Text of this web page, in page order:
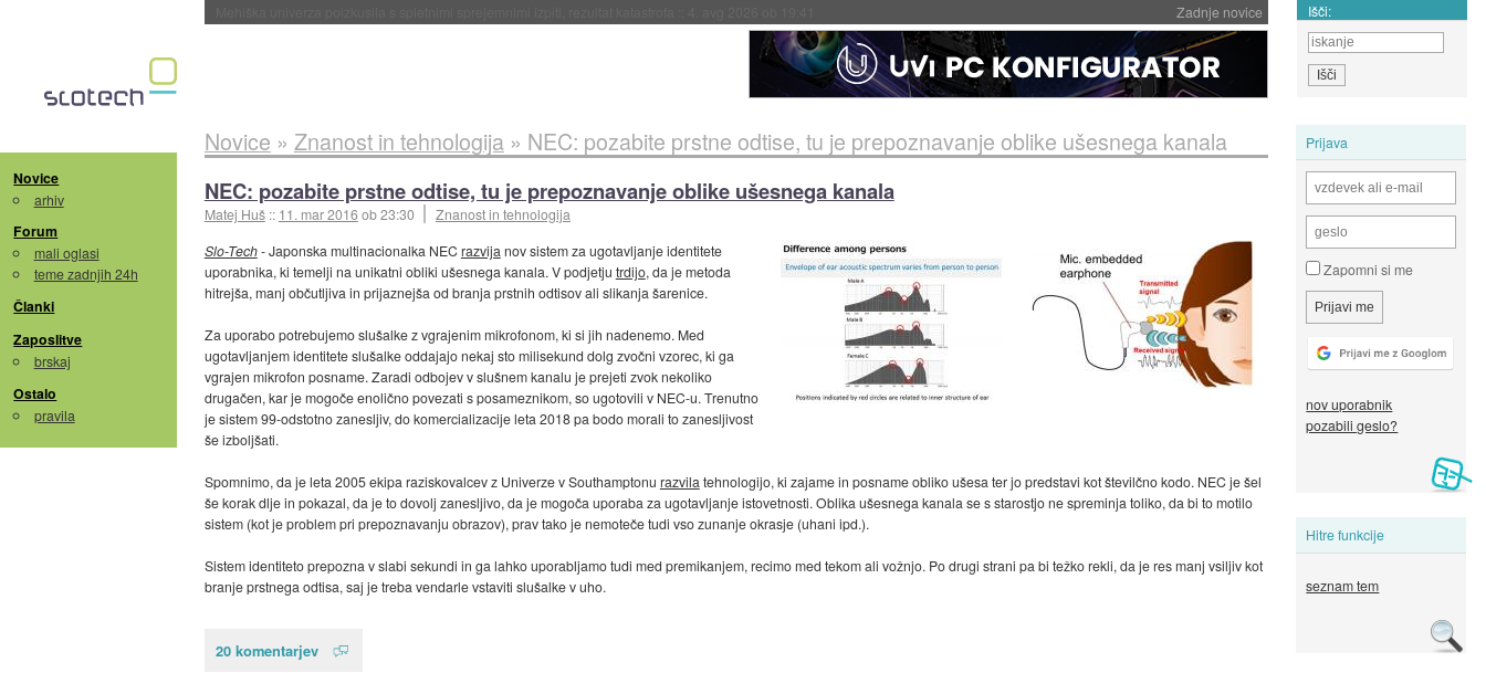
Zadnje novice Išči:
Novice
arhiv
Forum
mali oglasi
teme zadnjih 24h
Članki
Zaposlitve
brskaj
Ostalo
pravila
Prijava
Zapomni si me
nov uporabnik
pozabili geslo?
Hitre funkcije
seznam tem
Novice » Znanost in tehnologija» NEC: pozabite prstne odtise, tu je prepoznavanje oblike ušesnega kanala
NEC: pozabite prstne odtise, tu je prepoznavanje oblike ušesnega kanala
Matej Huš :: 11. mar 2016ob 23:30
Znanost in tehnologija
Slo-Tech- Japonska multinacionalka NEC razvija nov sistem za ugotavljanje identitete
uporabnika, ki temelji na unikatni obliki ušesnega kanala. V podjetju trdijo, da je metoda
hitrejša, manj občutljiva in prijaznejša od branja prstnih odtisov ali slikanja šarenice.
Za uporabo potrebujemo slušalke z vgrajenim mikrofonom, ki si jih nadenemo. Med
ugotavljanjem identitete slušalke oddajajo nekaj sto milisekund dolg zvočni vzorec, ki ga
vgrajen mikrofon posname. Zaradi odbojev v slušnem kanalu je prejeti zvok nekoliko
drugačen, kar je mogoče enolično povezati s posameznikom, so ugotovili v NEC-u. Trenutno
je sistem 99-odstotno zanesljiv, do komercializacije leta 2018 pa bodo morali to zanesljivost
še izboljšati.
Spomnimo, da je leta 2005 ekipa raziskovalcev z Univerze v Southamptonu razvila tehnologijo, ki zajame in posname obliko ušesa ter jo predstavi kot številčno kodo. NEC je šel
še korak dlje in pokazal, da je to dovolj zanesljivo, da je mogoča uporaba za ugotavljanje istovetnosti. Oblika ušesnega kanala se s starostjo ne spreminja toliko, da bi to motilo
sistem (kot je problem pri prepoznavanju obrazov), prav tako je nemoteče tudi vso zunanje okrasje (uhani ipd.).
Sistem identiteto prepozna v slabi sekundi in ga lahko uporabljamo tudi med premikanjem, recimo med tekom ali vožnjo. Po drugi strani pa bi težko rekli, da je res manj vsiljiv kot
branje prstnega odtisa, saj je treba vendarle vstaviti slušalke v uho.
20 komentarjev